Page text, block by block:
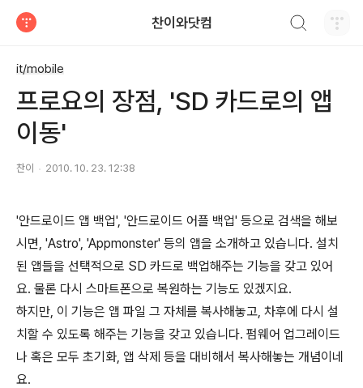
찬이와닷컴
it/mobile
프로요의 장점, 'SD 카드로의 앱
이동'
찬이 2010. 10. 23. 12:38
'안드로이드 앱 백업', '안드로이드 어플 백업' 등으로 검색을 해보
시면, 'Astro', 'Appmonster' 등의 앱을 소개하고 있습니다. 설치
된 앱들을 선택적으로 SD 카드로 백업해주는 기능을 갖고 있어
요. 물론 다시 스마트폰으로 복원하는 기능도 있겠지요.
하지만, 이 기능은 앱 파일 그 자체를 복사해놓고, 차후에 다시 설
치할 수 있도록 해주는 기능을 갖고 있습니다. 펌웨어 업그레이드
나 혹은 모두 초기화, 앱 삭제 등을 대비해서 복사해놓는 개념이네
요.